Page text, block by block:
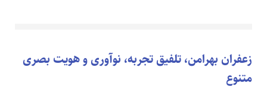
زعفران بهرامن، تلفیق تجربه، نوآوری و هویت بصری
متنوع